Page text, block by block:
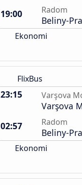
19:00
Radom
Beliny-
Ekonomi
FlixBus
23:15 Varşova
Varşova
02:57
Radom
Beliny-
Ekonomi